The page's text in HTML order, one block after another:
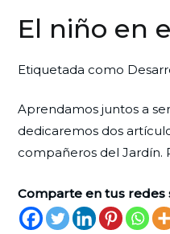
El niño en
Por
Ciudad
Nueva
Publicada
24
de
febrero
2023
Publicada
Familia
Etiquetada como
Aprendamos juntos a
dedicaremos dos
compañeros del Jardín.
Comparte en tus redes